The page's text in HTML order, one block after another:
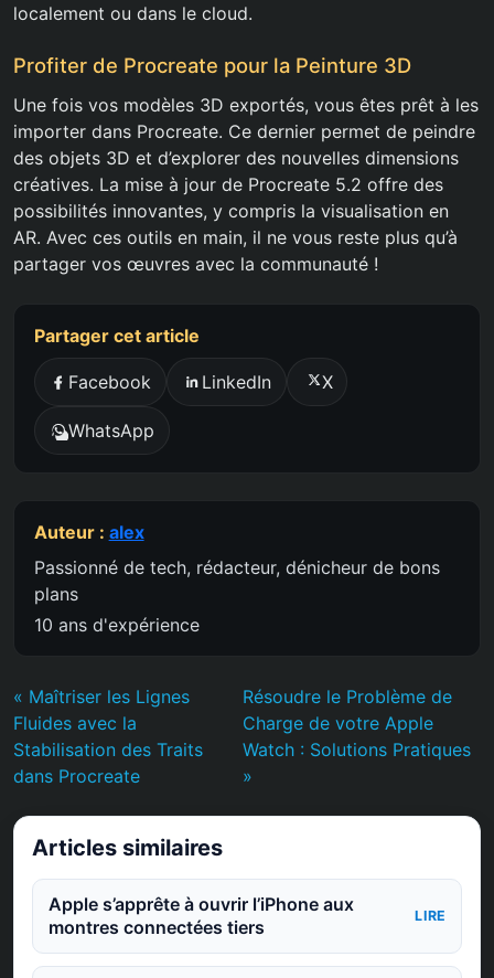
localement ou dans le cloud.
Profiter de Procreate pour la Peinture 3D
Une fois vos modèles 3D exportés, vous êtes prêt à les
importer dans Procreate. Ce dernier permet de peindre
des objets 3D et d’explorer des nouvelles dimensions
créatives. La mise à jour de Procreate 5.2 offre des
possibilités innovantes, y compris la visualisation en
AR. Avec ces outils en main, il ne vous reste plus qu’à
partager vos œuvres avec la communauté !
Partager cet article
Facebook LinkedIn X
WhatsApp
Auteur : alex
Passionné de tech, rédacteur, dénicheur de bons
plans
10 ans d'expérience
« Maîtriser les Lignes
Fluides avec la
Stabilisation des Traits
dans Procreate
Résoudre le Problème de
Charge de votre Apple
Watch : Solutions Pratiques
»
Articles similaires
Apple s’apprête à ouvrir l’iPhone aux
montres connectées tiers
LIRE